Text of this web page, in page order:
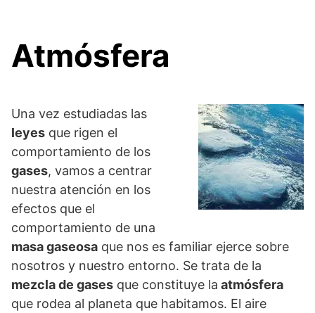
Atmósfera
Una vez estudiadas las
leyes que rigen el
comportamiento de los
gases, vamos a centrar
nuestra atención en los
efectos que el
comportamiento de una
masa gaseosa que nos es familiar ejerce sobre
nosotros y nuestro entorno. Se trata de la
mezcla de gases que constituye la atmósfera
que rodea al planeta que habitamos. El aire